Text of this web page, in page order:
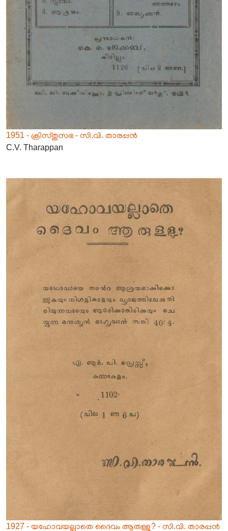
1951 - ക്രിസ്തുസഭ - സി.വി. താരപ്പൻ
C.V. Tharappan
1927 - യഹോവയല്ലാതെ ദൈവം ആരുള്ളൂ? - സി.വി. താരപ്പൻ